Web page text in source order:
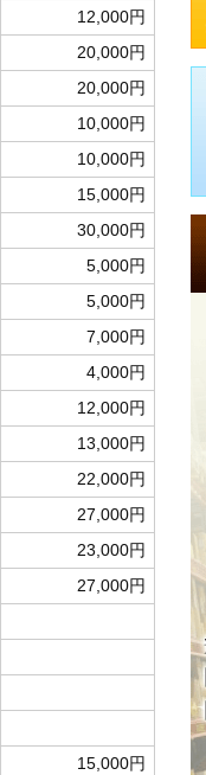
12,000円
20,000円
20,000円
10,000円
10,000円
15,000円
30,000円
5,000円
5,000円
7,000円
4,000円
12,000円
13,000円
22,000円
27,000円
23,000円
27,000円
15,000円